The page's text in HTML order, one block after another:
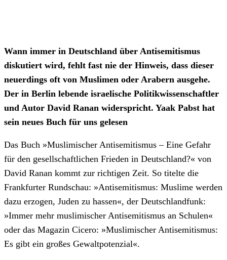
Wann immer in Deutschland über Antisemitismus
diskutiert wird, fehlt fast nie der Hinweis, dass dieser
neuerdings oft von Muslimen oder Arabern ausgehe.
Der in Berlin lebende israelische Politikwissenschaftler
und Autor David Ranan widerspricht. Yaak Pabst hat
sein neues Buch für uns gelesen
Das Buch »Muslimischer Antisemitismus – Eine Gefahr
für den gesellschaftlichen Frieden in Deutschland?« von
David Ranan kommt zur richtigen Zeit. So titelte die
Frankfurter Rundschau: »Antisemitismus: Muslime werden
dazu erzogen, Juden zu hassen«, der Deutschlandfunk:
»Immer mehr muslimischer Antisemitismus an Schulen«
oder das Magazin Cicero: »Muslimischer Antisemitismus:
Es gibt ein großes Gewaltpotenzial«.